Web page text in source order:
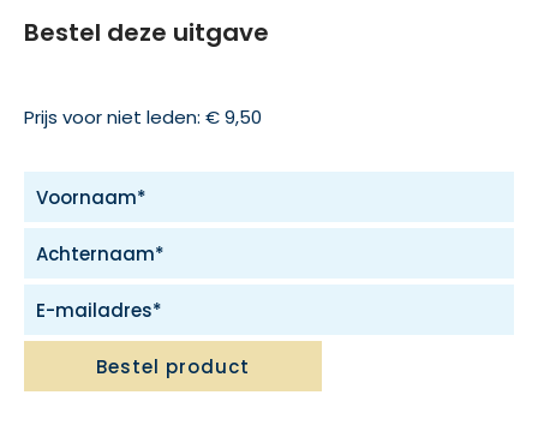
Bestel deze uitgave
Prijs voor niet leden: € 9,50
Bestel product